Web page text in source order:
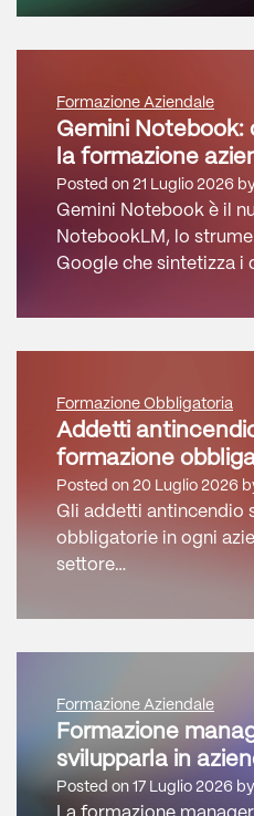
Formazione Aziendale
Gemini Notebook:
la formazione
Posted on 21 Luglio 2026
Gemini Notebook è il
NotebookLM, lo
Google che sintetizza i
Formazione Obbligatoria
Addetti
formazione
Posted on 20 Luglio 2026
Gli addetti antincendio
obbligatorie in ogni
settore…
Formazione Aziendale
Formazione
svilupparla in
Posted on 17 Luglio 2026 by